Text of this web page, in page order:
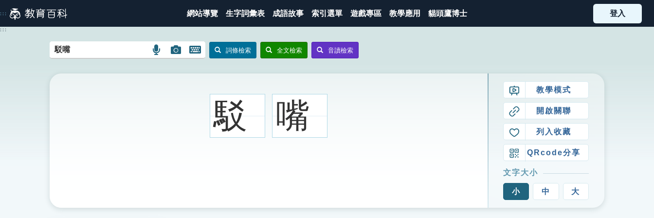
到
主
::: 網站導覽 生字詞彙表 成語故事 索引選單 遊戲專區 教學應用 貓頭鷹博士 登入
:::
語
搜
圖
搜
開
鍵
詞條檢索 全文檢索 音讀檢索
駁 嘴
教學模式
開啟關聯
列入收藏
QRcode分享
文字大小
小 中 大